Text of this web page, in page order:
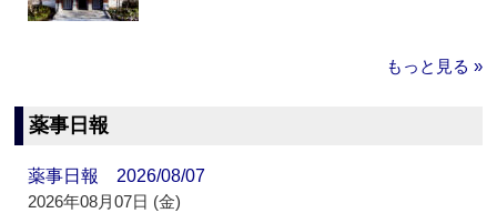
もっと見る »
薬事日報
薬事日報 2026/08/07
2026年08月07日 (金)